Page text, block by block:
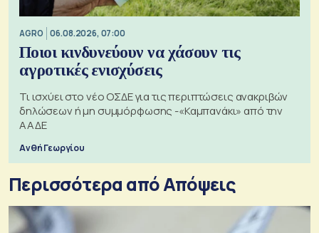
AGRO 06.08.2026, 07:00
Ποιοι κινδυνεύουν να χάσουν τις
αγροτικές ενισχύσεις
Τι ισχύει στο νέο ΟΣΔΕ για τις περιπτώσεις ανακριβών
δηλώσεων ή μη συμμόρφωσης -«Καμπανάκι» από την
ΑΑΔΕ
Ανθή Γεωργίου
Περισσότερα από Απόψεις